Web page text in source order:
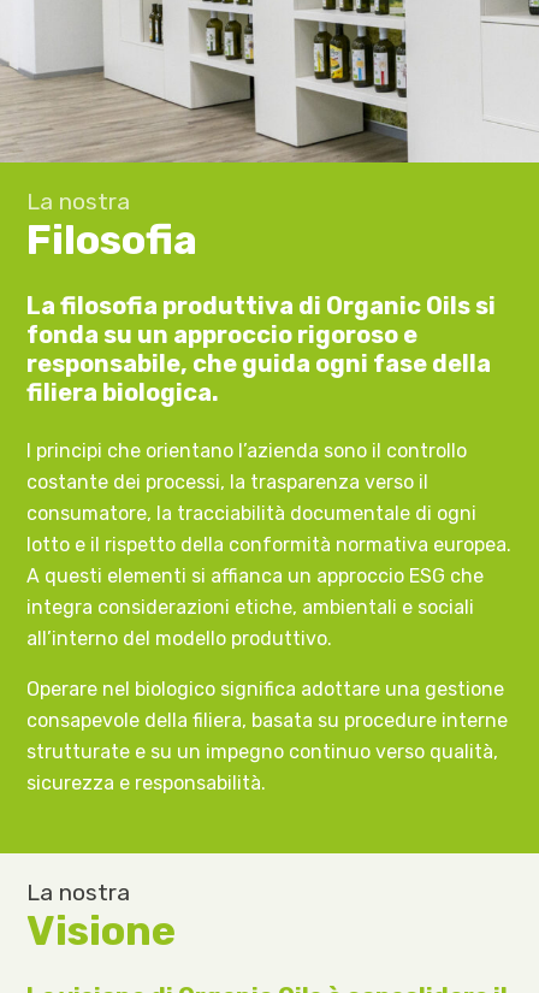
La nostra
Filosofia
La filosofia produttiva di Organic Oils si
fonda su un approccio rigoroso e
responsabile, che guida ogni fase della
filiera biologica.
I principi che orientano l’azienda sono il controllo
costante dei processi, la trasparenza verso il
consumatore, la tracciabilità documentale di ogni
lotto e il rispetto della conformità normativa europea.
A questi elementi si affianca un approccio ESG che
integra considerazioni etiche, ambientali e sociali
all’interno del modello produttivo.
Operare nel biologico significa adottare una gestione
consapevole della filiera, basata su procedure interne
strutturate e su un impegno continuo verso qualità,
sicurezza e responsabilità.
La nostra
Visione